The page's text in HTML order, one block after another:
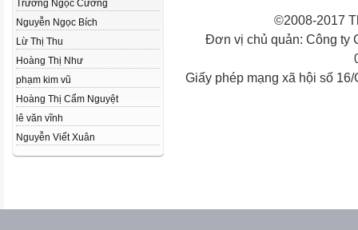
Trương Ngọc Cường
Nguyễn Ngọc Bích
Lừ Thị Thu
Hoàng Thị Như
phạm kim vũ
Hoàng Thị Cẩm Nguyệt
lê văn vĩnh
Nguyễn Viết Xuân
©2008-2017
Đơn vị chủ quản: Công ty
Giấy phép mạng xã hội số